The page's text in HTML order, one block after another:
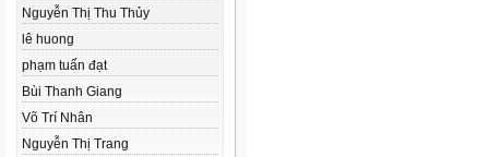
Nguyễn Thị Thu Thủy
lê huong
phạm tuấn đạt
Bùi Thanh Giang
Võ Trí Nhân
Nguyễn Thị Trang